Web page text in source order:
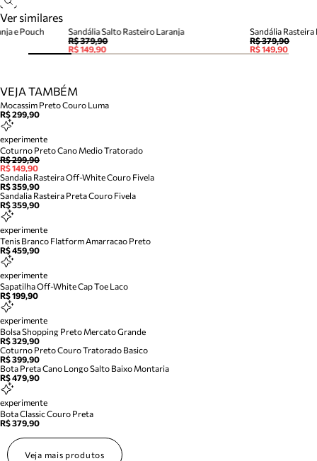
Ver similares
Sandália Salto Rasteiro Laranja
R$ 379,90
R$ 149,90
Sandália
R$ 379,90
R$ 149,90
e Pouch
VEJA TAMBÉM
Mocassim Preto Couro Luma
R$ 299,90
experimente
Coturno Preto Cano Medio Tratorado
R$ 299,90
R$ 149,90
Sandalia Rasteira Off-White Couro Fivela
R$ 359,90
Sandalia Rasteira Preta Couro Fivela
R$ 359,90
experimente
Tenis Branco Flatform Amarracao Preto
R$ 459,90
experimente
Sapatilha Off-White Cap Toe Laco
R$ 199,90
experimente
Bolsa Shopping Preto Mercato Grande
R$ 329,90
Coturno Preto Couro Tratorado Basico
R$ 399,90
Bota Preta Cano Longo Salto Baixo Montaria
R$ 479,90
experimente
Bota Classic Couro Preta
R$ 379,90
Veja mais produtos